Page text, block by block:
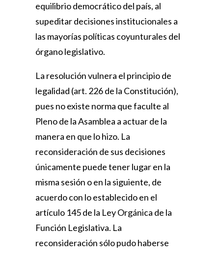
equilibrio democrático del país, al
supeditar decisiones institucionales a
las mayorías políticas coyunturales del
órgano legislativo.
La resolución vulnera el principio de
legalidad (art. 226 de la Constitución),
pues no existe norma que faculte al
Pleno de la Asamblea a actuar de la
manera en que lo hizo. La
reconsideración de sus decisiones
únicamente puede tener lugar en la
misma sesión o en la siguiente, de
acuerdo con lo establecido en el
artículo 145 de la Ley Orgánica de la
Función Legislativa. La
reconsideración sólo pudo haberse